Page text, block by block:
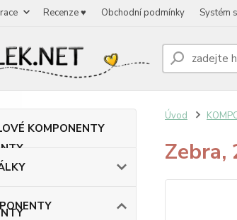
Recenze ♥ Obchodní podmínky Systém
KOMPONENTY
Úvod
Zebra,